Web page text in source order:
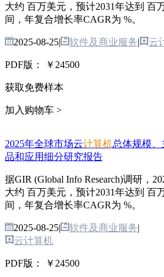
大约 百万美元，预计2031年达到 百
间，年复合增长率CAGR为 %。
2025-08-25| 软件及商业服务| 云
PDF版： ￥24500
获取免费样本
加入购物车 >
2025年全球市场云计算机总体规模
品和应用细分研究报告
据GIR (Global Info Research)调研，
大约 百万美元，预计2031年达到 百
间，年复合增长率CAGR为 %。
2025-08-25| 软件及商业服务|
云计算机
PDF版： ￥24500